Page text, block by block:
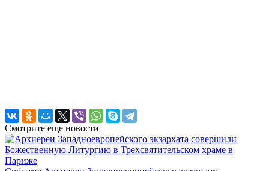
Смотрите еще новости